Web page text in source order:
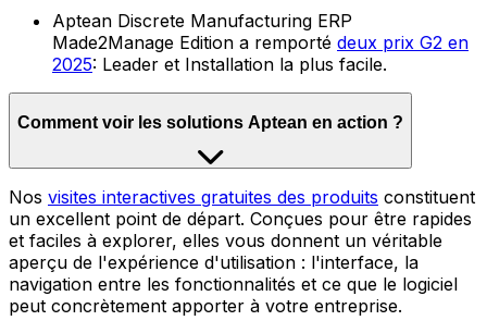
Aptean Discrete Manufacturing ERP
Made2Manage Edition a remporté deux prix G2 en
2025: Leader et Installation la plus facile.
Comment voir les solutions Aptean en action ?
Nos visites interactives gratuites des produits constituent
un excellent point de départ. Conçues pour être rapides
et faciles à explorer, elles vous donnent un véritable
aperçu de l'expérience d'utilisation : l'interface, la
navigation entre les fonctionnalités et ce que le logiciel
peut concrètement apporter à votre entreprise.